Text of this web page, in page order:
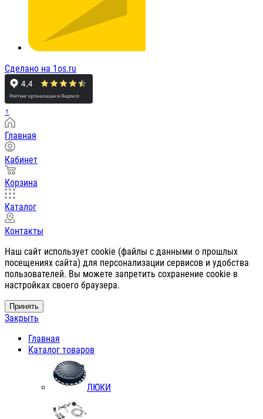
Сделано на 1os.ru
↑
Главная
Кабинет
Корзина
Каталог
Контакты
Наш сайт использует cookie (файлы с данными о прошлых
посещениях сайта) для персонализации сервисов и удобства
пользователей. Вы можете запретить сохранение cookie в
настройках своего браузера.
Принять
Закрыть
Главная
Каталог товаров
ЛЮКИ